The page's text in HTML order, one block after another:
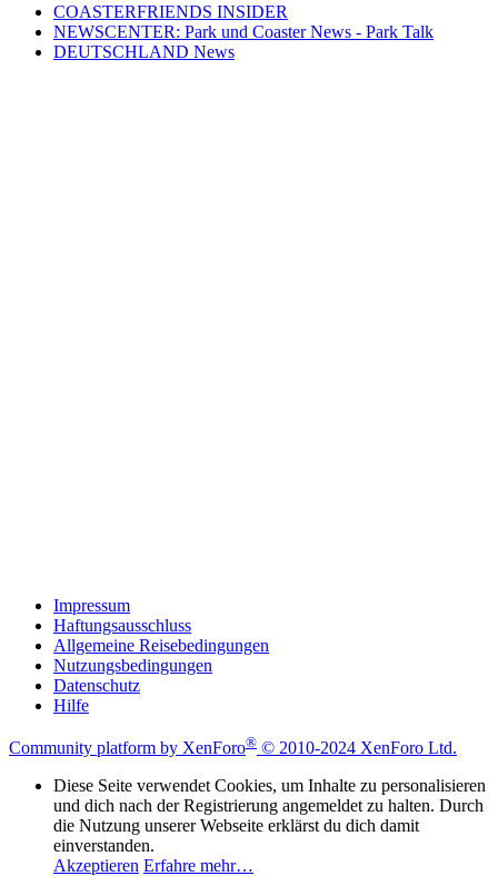
COASTERFRIENDS INSIDER
NEWSCENTER: Park und Coaster News - Park Talk
DEUTSCHLAND News
Impressum
Haftungsausschluss
Allgemeine Reisebedingungen
Nutzungsbedingungen
Datenschutz
Hilfe
Community platform by XenForo® © 2010-2024 XenForo Ltd.
Diese Seite verwendet Cookies, um Inhalte zu personalisieren
und dich nach der Registrierung angemeldet zu halten. Durch
die Nutzung unserer Webseite erklärst du dich damit
einverstanden.
Akzeptieren Erfahre mehr…